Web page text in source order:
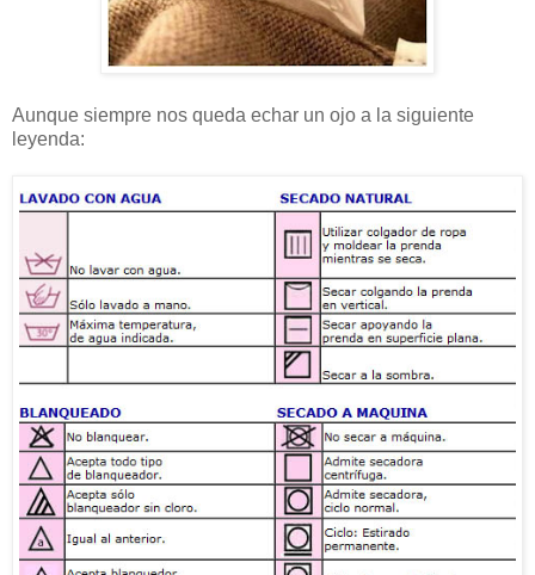
Aunque siempre nos queda echar un ojo a la siguiente
leyenda: